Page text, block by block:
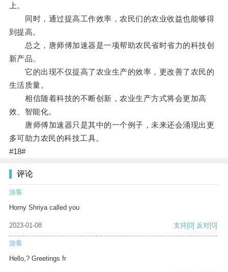
上。
同时，通过提高工作效率，农民们的农业收益也能够得
到提高。
总之，唐师傅加速器是一项帮助农民省时省力的科技创
新产品。
它的出现不仅提高了农业生产的效率，更改善了农民的
生活质量。
相信随着科技的不断创新，农业生产方式将会更加高
效、智能化。
唐师傅加速器只是其中的一个例子，未来还会涌现出更
多可助力农民的科技工具。
#18#
评论
游客
Horny Shriya called you
2023-01-08 支持[0] 反对[0]
游客
Hello,? Greetings fr